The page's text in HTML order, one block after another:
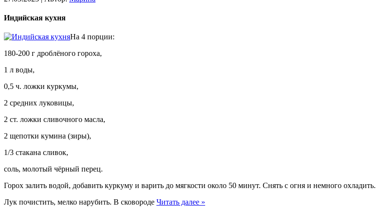
Индийская кухня
На 4 порции:
180-200 г дроблёного гороха,
1 л воды,
0,5 ч. ложки куркумы,
2 средних луковицы,
2 ст. ложки сливочного масла,
2 щепотки кумина (зиры),
1/3 стакана сливок,
соль, молотый чёрный перец.
Горох залить водой, добавить куркуму и варить до мягкости около 50 минут. Снять с огня и немного охладить.
Лук почистить, мелко нарубить. В сковороде Читать далее »